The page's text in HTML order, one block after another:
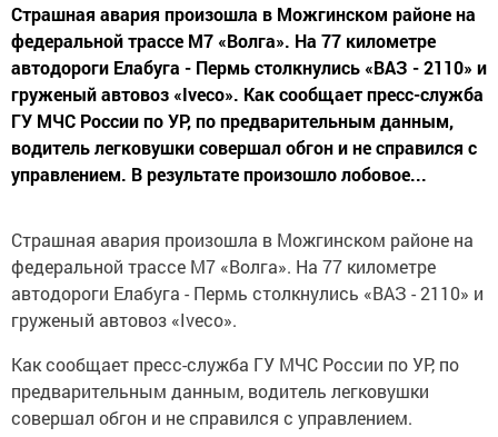
Страшная авария произошла в Можгинском районе на
федеральной трассе М7 «Волга». На 77 километре
автодороги Елабуга - Пермь столкнулись «ВАЗ - 2110» и
груженый автовоз «Iveco». Как сообщает пресс-служба
ГУ МЧС России по УР, по предварительным данным,
водитель легковушки совершал обгон и не справился с
управлением. В результате произошло лобовое...
Страшная авария произошла в Можгинском районе на
федеральной трассе М7 «Волга». На 77 километре
автодороги Елабуга - Пермь столкнулись «ВАЗ - 2110» и
груженый автовоз «Iveco».
Как сообщает пресс-служба ГУ МЧС России по УР, по
предварительным данным, водитель легковушки
совершал обгон и не справился с управлением.